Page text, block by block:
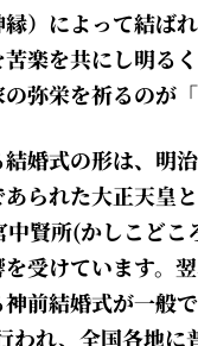
）によって結ば
楽を共にし明る
弥栄を祈るのが
婚式の形は、明
られた大正天皇
賢所(かしこどこ
受けています。
前結婚式が一般
われ、全国各地に